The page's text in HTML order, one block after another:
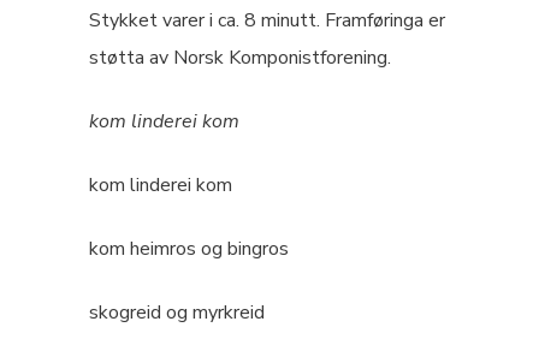
Stykket varer i ca. 8 minutt. Framføringa er
støtta av Norsk Komponistforening.
kom linderei kom
kom linderei kom
kom heimros og bingros
skogreid og myrkreid